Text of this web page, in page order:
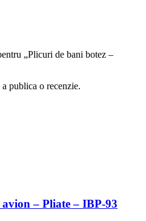
„Plicuri de bani botez –
a publica o recenzie.
– Pliate – IBP-93